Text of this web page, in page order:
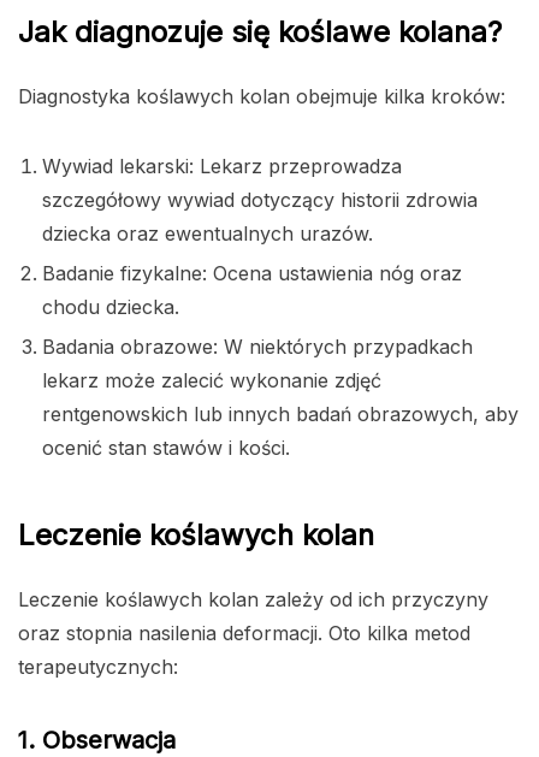
Jak diagnozuje się koślawe kolana?
Diagnostyka koślawych kolan obejmuje kilka kroków:
Wywiad lekarski: Lekarz przeprowadza
szczegółowy wywiad dotyczący historii zdrowia
dziecka oraz ewentualnych urazów.
Badanie fizykalne: Ocena ustawienia nóg oraz
chodu dziecka.
Badania obrazowe: W niektórych przypadkach
lekarz może zalecić wykonanie zdjęć
rentgenowskich lub innych badań obrazowych, aby
ocenić stan stawów i kości.
Leczenie koślawych kolan
Leczenie koślawych kolan zależy od ich przyczyny
oraz stopnia nasilenia deformacji. Oto kilka metod
terapeutycznych:
1. Obserwacja